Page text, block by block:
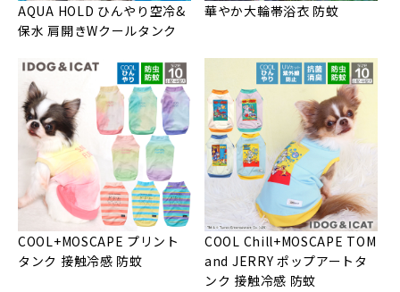
AQUA HOLD ひんやり空冷&
保水 肩開きWクールタンク
華やか大輪帯浴衣 防蚊
COOL+MOSCAPE プリント
タンク 接触冷感 防蚊
COOL Chill+MOSCAPE TOM
and JERRY ポップアートタ
ンク 接触冷感 防蚊